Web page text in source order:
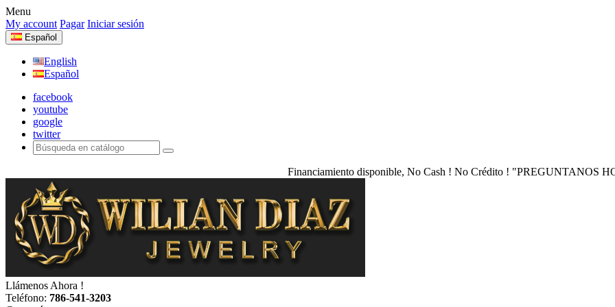
Menu
My account Pagar Iniciar sesión
Español
English
Español
facebook
youtube
google
twitter
Financiamiento disponible, No Cash ! No Crédito ! "PREGUNTANOS
Llámenos Ahora !
Teléfono: 786-541-3203